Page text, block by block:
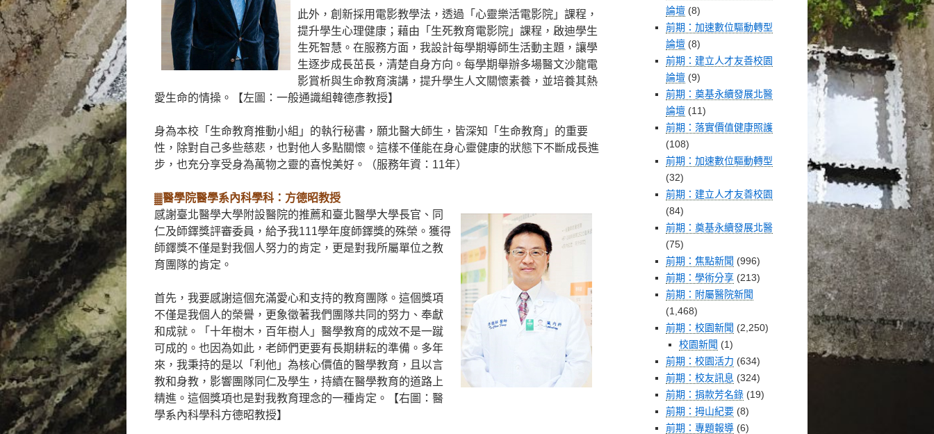
此外，創新採用電影教學法，透過「心靈樂活電影院」課程，
提升學生心理健康；藉由「生死教育電影院」課程，啟迪學生
生死智慧。在服務方面，我設計每學期導師生活動主題，讓學
生逐步成長茁長，清楚自身方向。每學期舉辦多場醫文沙龍電
影賞析與生命教育演講，提升學生人文關懷素養，並培養其熱
愛生命的情操。【左圖：一般通識組韓德彥教授】
身為本校「生命教育推動小組」的執行秘書，願北醫大師生，皆深知「生命教育」的重要
性，除對自己多些慈悲，也對他人多點關懷。這樣不僅能在身心靈健康的狀態下不斷成長進
步，也充分享受身為萬物之靈的喜悅美好。（服務年資：11年）
▓醫學院醫學系內科學科：方德昭教授
感謝臺北醫學大學附設醫院的推薦和臺北醫學大學長官、同
仁及師鐸獎評審委員，給予我111學年度師鐸獎的殊榮。獲得
師鐸獎不僅是對我個人努力的肯定，更是對我所屬單位之教
育團隊的肯定。
首先，我要感謝這個充滿愛心和支持的教育團隊。這個獎項
不僅是我個人的榮譽，更象徵著我們團隊共同的努力、奉獻
和成就。「十年樹木，百年樹人」醫學教育的成效不是一蹴
可成的。也因為如此，老師們更要有長期耕耘的準備。多年
來，我秉持的是以「利他」為核心價值的醫學教育，且以言
教和身教，影響團隊同仁及學生，持續在醫學教育的道路上
精進。這個獎項也是對我教育理念的一種肯定。【右圖：醫
學系內科學科方德昭教授】
論壇 (8)
前期：加速數位驅動轉型
論壇 (8)
前期：建立人才友善校園
論壇 (9)
前期：奠基永續發展北醫
論壇 (11)
前期：落實價值健康照護
(108)
前期：加速數位驅動轉型
(32)
前期：建立人才友善校園
(84)
前期：奠基永續發展北醫
(75)
前期：焦點新聞 (996)
前期：學術分享 (213)
前期：附屬醫院新聞
(1,468)
前期：校園新聞 (2,250)
校園新聞 (1)
前期：校園活力 (634)
前期：校友訊息 (324)
前期：捐款芳名錄 (19)
前期：拇山紀要 (8)
前期：專題報導 (6)